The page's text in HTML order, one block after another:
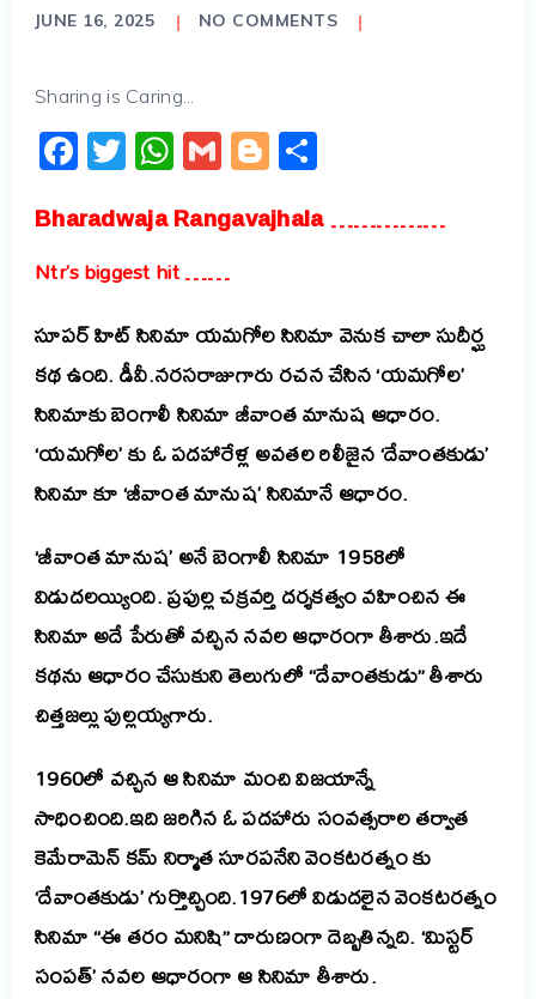
JUNE 16, 2025 NO COMMENTS
Sharing is Caring...
Facebook
Twitter
WhatsApp
GmailBlogger
Share
Bharadwaja Rangavajhala ……………
Ntr’s biggest hit ……
సూపర్ హిట్ సినిమా యమగోల సినిమా వెనుక చాలా సుదీర్ఘ
కథ ఉంది. డీవీ.నరసరాజుగారు రచన చేసిన ‘యమగోల’
సినిమాకు బెంగాలీ సినిమా జీవాంత మానుష ఆధారం.
‘యమగోల’ కు ఓ పదహారేళ్ల అవతల రిలీజైన ‘దేవాంతకుడు’
సినిమా కూ ‘జీవాంత మానుష’ సినిమానే ఆధారం.
‘జీవాంత మానుష’ అనే బెంగాలీ సినిమా 1958లో
విడుదలయ్యింది. ప్రఫుల్ల చక్రవర్తి దర్శకత్వం వహించిన ఈ
సినిమా అదే పేరుతో వచ్చిన నవల ఆధారంగా తీశారు.ఇదే
కథను ఆధారం చేసుకుని తెలుగులో “దేవాంతకుడు” తీశారు
చిత్తజల్లు పుల్లయ్యగారు.
1960లో వచ్చిన ఆ సినిమా మంచి విజయాన్నే
సాధించింది.ఇది జరిగిన ఓ పదహారు సంవత్సరాల తర్వాత
కెమేరామెన్ కమ్ నిర్మాత సూరపనేని వెంకటరత్నం కు
‘దేవాంతకుడు’ గుర్తొచ్చింది.1976లో విడుదలైన వెంకటరత్నం
సినిమా “ఈ తరం మనిషి” దారుణంగా దెబ్బతిన్నది. ‘మిస్టర్
సంపత్’ నవల ఆధారంగా ఆ సినిమా తీశారు.